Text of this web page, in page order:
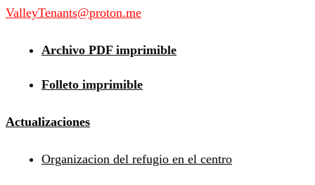
ValleyTenants@proton.me
Archivo PDF imprimible
Folleto imprimible
Actualizaciones
Organizacion del refugio en el centro